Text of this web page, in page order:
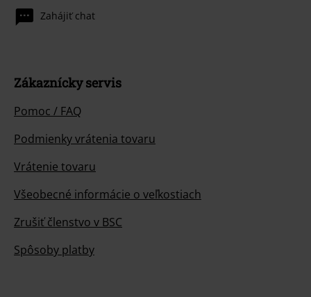
Zahájiť chat
Zákaznícky servis
Pomoc / FAQ
Podmienky vrátenia tovaru
Vrátenie tovaru
Všeobecné informácie o veľkostiach
Zrušiť členstvo v BSC
Spôsoby platby